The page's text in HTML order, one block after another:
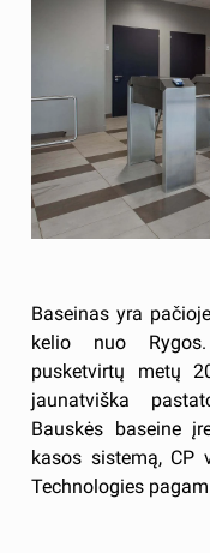
Baseinas yra
kelio nuo
pusketvirtų metų
jaunatviška
Bauskės baseine
kasos sistemą, CP
Technologies